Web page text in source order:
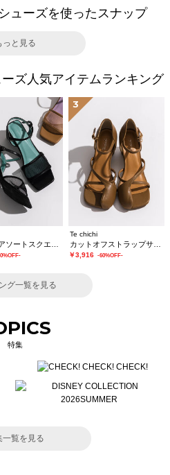
ューズを使ったスナップ
っと見る
ズ人気アイテムランキング
3
Te chichi
カットオフストラップサンダル《2026 SUMMER LOOK item》
￥3,916 -60%OFF-
グ一覧を見る
特集
一覧を見る